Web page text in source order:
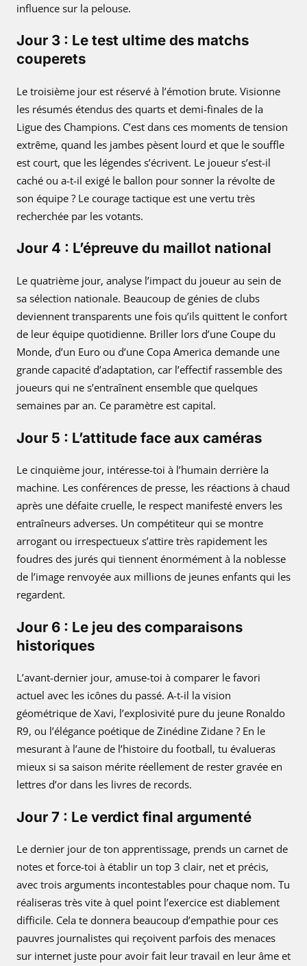
influence sur la pelouse.
Jour 3 : Le test ultime des matchs
couperets
Le troisième jour est réservé à l’émotion brute. Visionne
les résumés étendus des quarts et demi-finales de la
Ligue des Champions. C’est dans ces moments de tension
extrême, quand les jambes pèsent lourd et que le souffle
est court, que les légendes s’écrivent. Le joueur s’est-il
caché ou a-t-il exigé le ballon pour sonner la révolte de
son équipe ? Le courage tactique est une vertu très
recherchée par les votants.
Jour 4 : L’épreuve du maillot national
Le quatrième jour, analyse l’impact du joueur au sein de
sa sélection nationale. Beaucoup de génies de clubs
deviennent transparents une fois qu’ils quittent le confort
de leur équipe quotidienne. Briller lors d’une Coupe du
Monde, d’un Euro ou d’une Copa America demande une
grande capacité d’adaptation, car l’effectif rassemble des
joueurs qui ne s’entraînent ensemble que quelques
semaines par an. Ce paramètre est capital.
Jour 5 : L’attitude face aux caméras
Le cinquième jour, intéresse-toi à l’humain derrière la
machine. Les conférences de presse, les réactions à chaud
après une défaite cruelle, le respect manifesté envers les
entraîneurs adverses. Un compétiteur qui se montre
arrogant ou irrespectueux s’attire très rapidement les
foudres des jurés qui tiennent énormément à la noblesse
de l’image renvoyée aux millions de jeunes enfants qui les
regardent.
Jour 6 : Le jeu des comparaisons
historiques
L’avant-dernier jour, amuse-toi à comparer le favori
actuel avec les icônes du passé. A-t-il la vision
géométrique de Xavi, l’explosivité pure du jeune Ronaldo
R9, ou l’élégance poétique de Zinédine Zidane ? En le
mesurant à l’aune de l’histoire du football, tu évalueras
mieux si sa saison mérite réellement de rester gravée en
lettres d’or dans les livres de records.
Jour 7 : Le verdict final argumenté
Le dernier jour de ton apprentissage, prends un carnet de
notes et force-toi à établir un top 3 clair, net et précis,
avec trois arguments incontestables pour chaque nom. Tu
réaliseras très vite à quel point l’exercice est diablement
difficile. Cela te donnera beaucoup d’empathie pour ces
pauvres journalistes qui reçoivent parfois des menaces
sur internet juste pour avoir fait leur travail en leur âme et